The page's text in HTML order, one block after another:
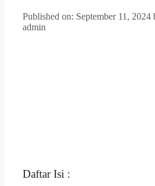
Published on: September 11, 2024
admin
Daftar Isi :